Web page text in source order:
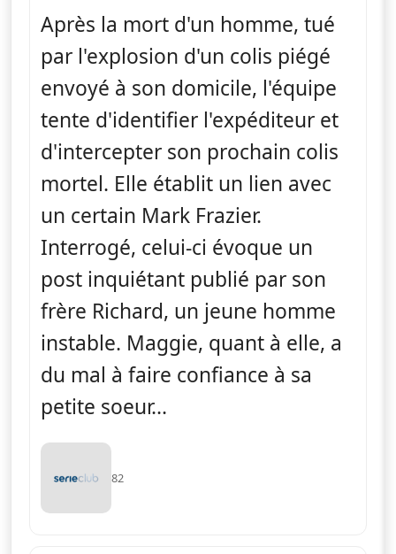
Après la mort d'un homme, tué
par l'explosion d'un colis piégé
envoyé à son domicile, l'équipe
tente d'identifier l'expéditeur et
d'intercepter son prochain colis
mortel. Elle établit un lien avec
un certain Mark Frazier.
Interrogé, celui-ci évoque un
post inquiétant publié par son
frère Richard, un jeune homme
instable. Maggie, quant à elle, a
du mal à faire confiance à sa
petite soeur...
82